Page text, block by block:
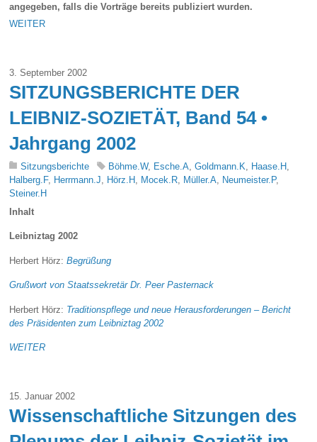
angegeben, falls die Vorträge bereits publiziert wurden.
WEITER
3. September 2002
SITZUNGSBERICHTE DER
LEIBNIZ-SOZIETÄT, Band 54 •
Jahrgang 2002
Sitzungsberichte Böhme.W, Esche.A ,Goldmann.K Haase.H
Halberg.F, Herrmann.J Hörz.H Mocek.R Müller.A Neumeister.P,
Steiner.H
Inhalt
Leibniztag 2002
Herbert Hörz:Begrüßung
Grußwort von Staatssekretär Dr. Peer Pasternack
Herbert Hörz: Traditionspflege und neue Herausforderungen – Bericht
des Präsidenten zum Leibniztag 2002
WEITER
15. Januar 2002
Wissenschaftliche Sitzungen des